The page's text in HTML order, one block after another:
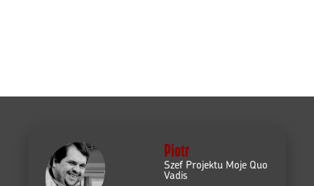
Piotr
Szef Projektu Moje Quo
Vadis